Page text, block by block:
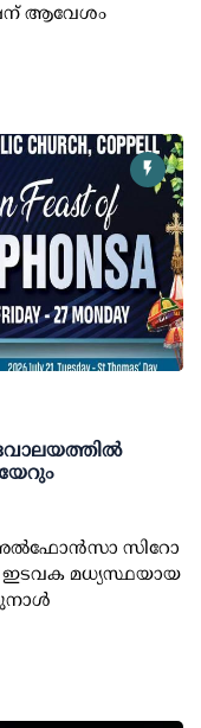
ആവേശം
അല്‍ഫോന്‍സാ സിറോ
ഇടവക മധ്യസ്ഥയായ